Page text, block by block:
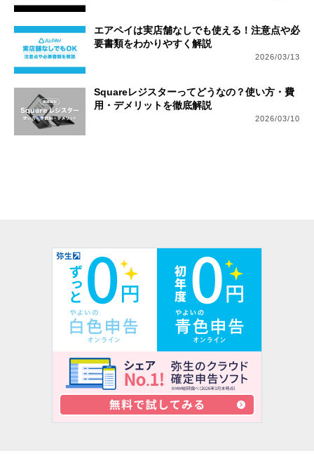
エアペイは実店舗なしでも使える！注意点や必
要書類をわかりやすく解説
2026/03/13
Squareレジスターってどうなの？使い方・費
用・デメリットを徹底解説
2026/03/10